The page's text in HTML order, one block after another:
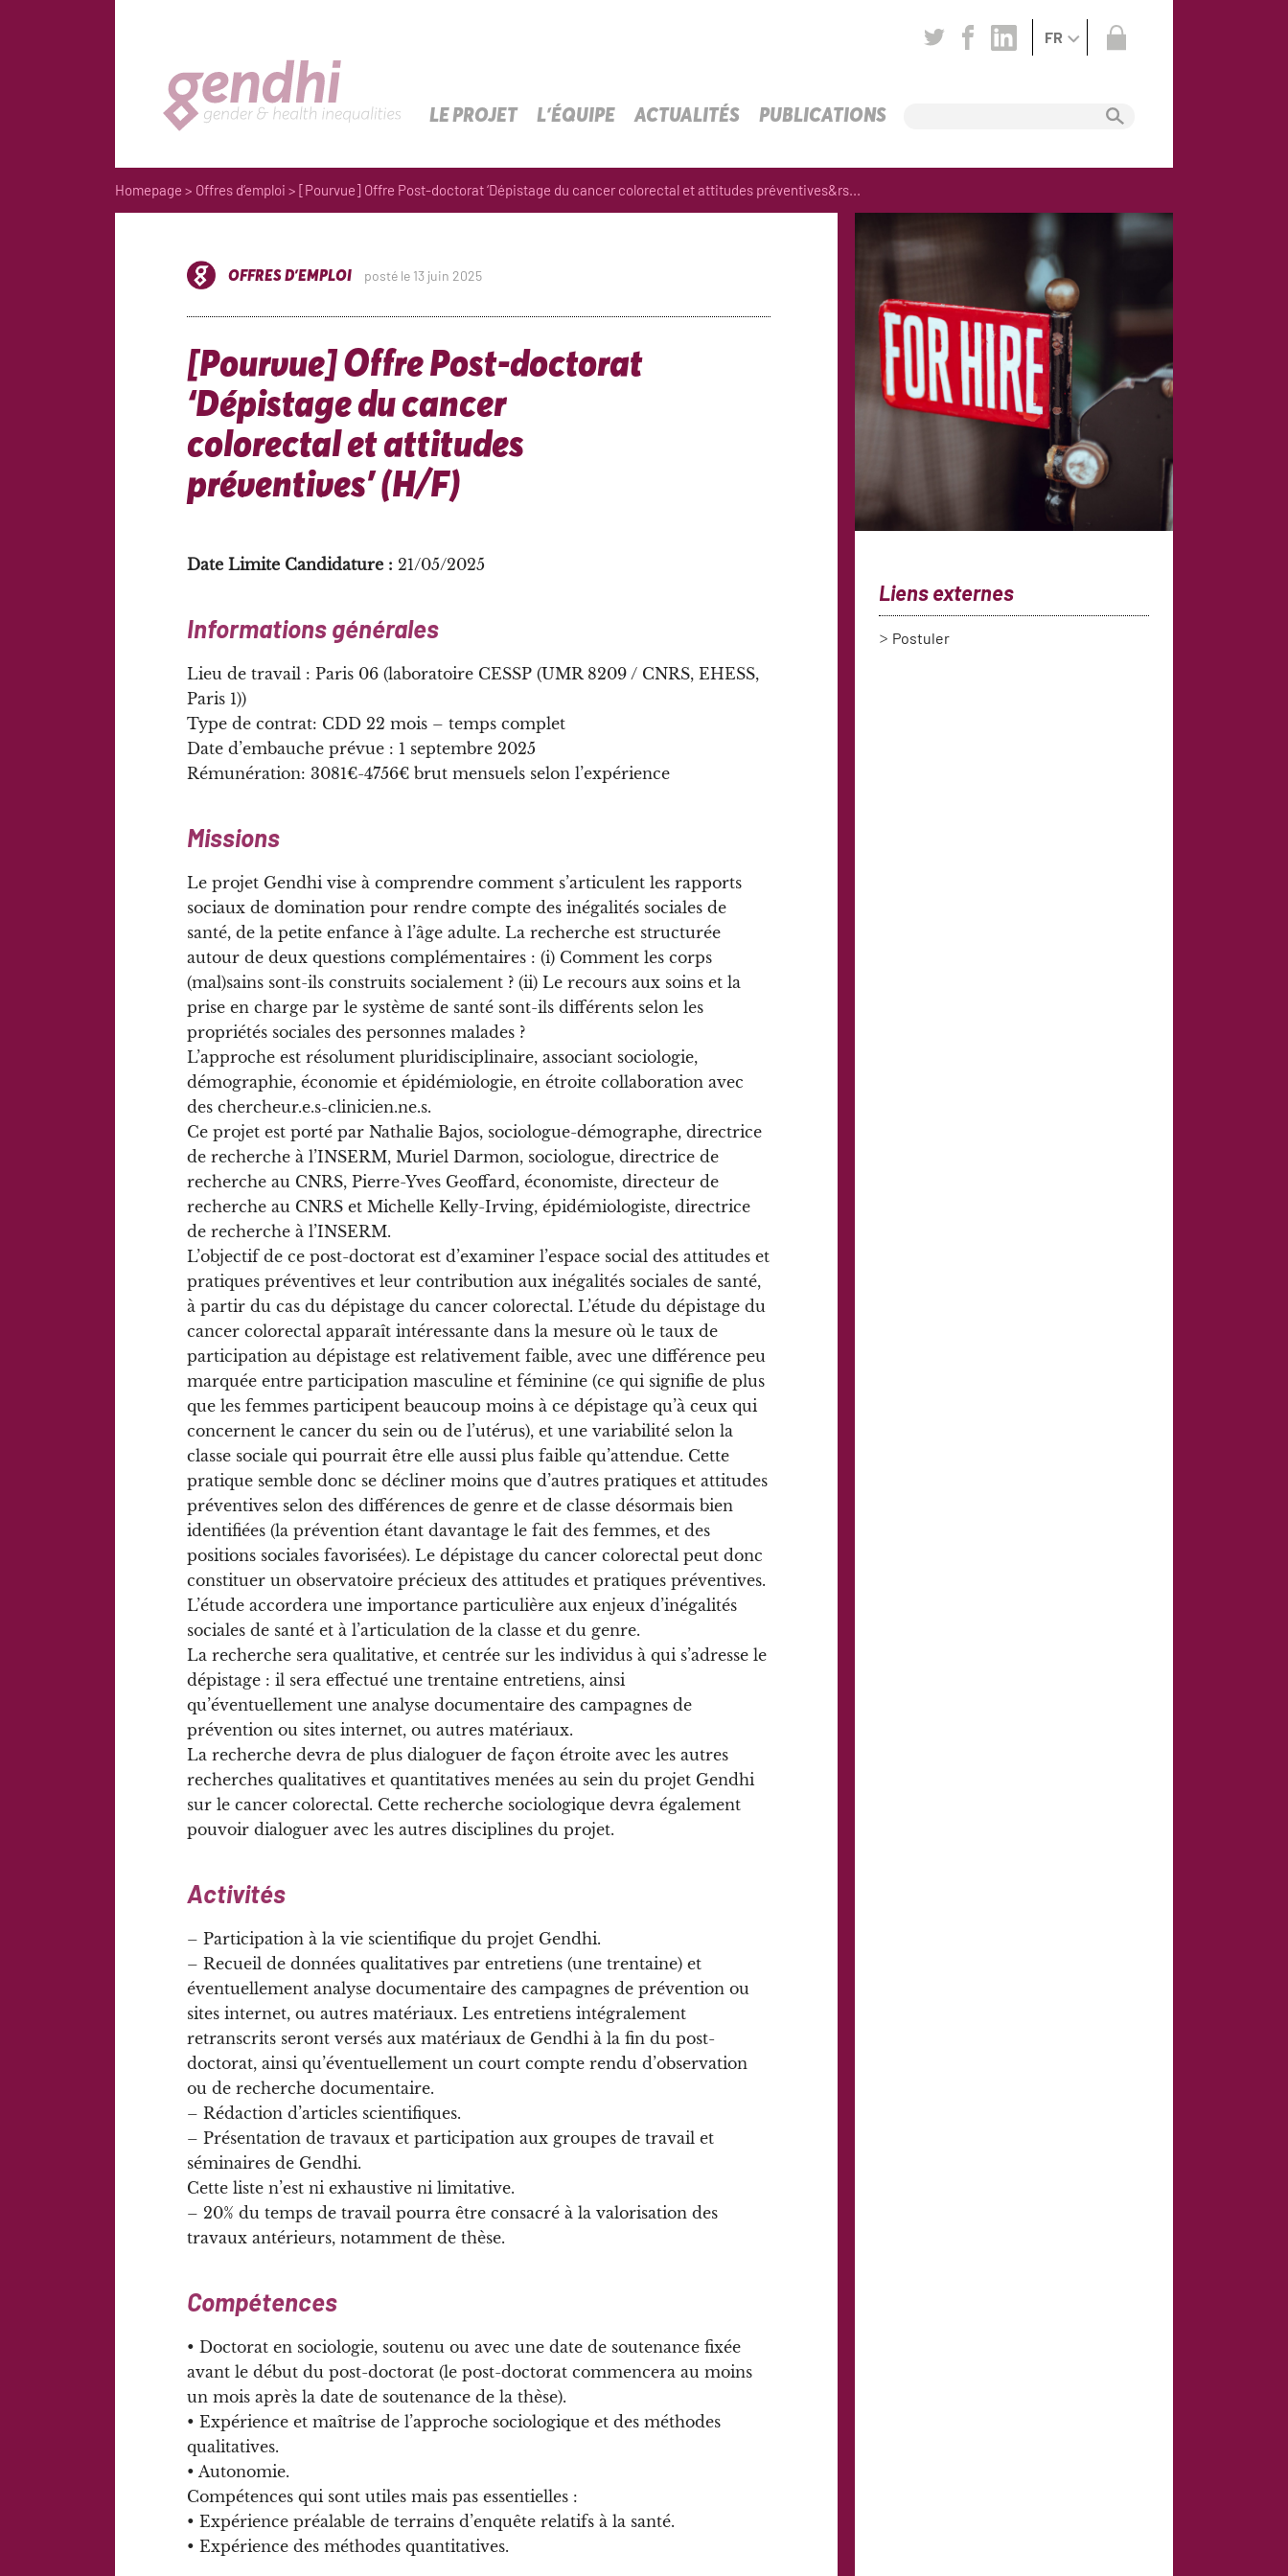
FR
LE PROJET L’ÉQUIPE ACTUALITÉS PUBLICATIONS
Homepage > Offres d’emploi > [Pourvue] Offre Post-doctorat ‘Dépistage du cancer colorectal et attitudes préventives&rs...
Liens externes
Postuler
OFFRES D’EMPLOI posté le 13 juin 2025
[Pourvue] Offre Post-doctorat
‘Dépistage du cancer
colorectal et attitudes
préventives’ (H/F)
Date Limite Candidature : 21/05/2025
Informations générales
Lieu de travail : Paris 06 (laboratoire CESSP (UMR 8209 / CNRS, EHESS,
Paris 1))
Type de contrat: CDD 22 mois – temps complet
Date d’embauche prévue : 1 septembre 2025
Rémunération: 3081€-4756€ brut mensuels selon l’expérience
Missions
Le projet Gendhi vise à comprendre comment s’articulent les rapports
sociaux de domination pour rendre compte des inégalités sociales de
santé, de la petite enfance à l’âge adulte. La recherche est structurée
autour de deux questions complémentaires : (i) Comment les corps
(mal)sains sont-ils construits socialement ? (ii) Le recours aux soins et la
prise en charge par le système de santé sont-ils différents selon les
propriétés sociales des personnes malades ?
L’approche est résolument pluridisciplinaire, associant sociologie,
démographie, économie et épidémiologie, en étroite collaboration avec
des chercheur.e.s-clinicien.ne.s.
Ce projet est porté par Nathalie Bajos, sociologue-démographe, directrice
de recherche à l’INSERM, Muriel Darmon, sociologue, directrice de
recherche au CNRS, Pierre-Yves Geoffard, économiste, directeur de
recherche au CNRS et Michelle Kelly-Irving, épidémiologiste, directrice
de recherche à l’INSERM.
L’objectif de ce post-doctorat est d’examiner l’espace social des attitudes et
pratiques préventives et leur contribution aux inégalités sociales de santé,
à partir du cas du dépistage du cancer colorectal. L’étude du dépistage du
cancer colorectal apparaît intéressante dans la mesure où le taux de
participation au dépistage est relativement faible, avec une différence peu
marquée entre participation masculine et féminine (ce qui signifie de plus
que les femmes participent beaucoup moins à ce dépistage qu’à ceux qui
concernent le cancer du sein ou de l’utérus), et une variabilité selon la
classe sociale qui pourrait être elle aussi plus faible qu’attendue. Cette
pratique semble donc se décliner moins que d’autres pratiques et attitudes
préventives selon des différences de genre et de classe désormais bien
identifiées (la prévention étant davantage le fait des femmes, et des
positions sociales favorisées). Le dépistage du cancer colorectal peut donc
constituer un observatoire précieux des attitudes et pratiques préventives.
L’étude accordera une importance particulière aux enjeux d’inégalités
sociales de santé et à l’articulation de la classe et du genre.
La recherche sera qualitative, et centrée sur les individus à qui s’adresse le
dépistage : il sera effectué une trentaine entretiens, ainsi
qu’éventuellement une analyse documentaire des campagnes de
prévention ou sites internet, ou autres matériaux.
La recherche devra de plus dialoguer de façon étroite avec les autres
recherches qualitatives et quantitatives menées au sein du projet Gendhi
sur le cancer colorectal. Cette recherche sociologique devra également
pouvoir dialoguer avec les autres disciplines du projet.
Activités
– Participation à la vie scientifique du projet Gendhi.
– Recueil de données qualitatives par entretiens (une trentaine) et
éventuellement analyse documentaire des campagnes de prévention ou
sites internet, ou autres matériaux. Les entretiens intégralement
retranscrits seront versés aux matériaux de Gendhi à la fin du post-
doctorat, ainsi qu’éventuellement un court compte rendu d’observation
ou de recherche documentaire.
– Rédaction d’articles scientifiques.
– Présentation de travaux et participation aux groupes de travail et
séminaires de Gendhi.
Cette liste n’est ni exhaustive ni limitative.
– 20% du temps de travail pourra être consacré à la valorisation des
travaux antérieurs, notamment de thèse.
Compétences
• Doctorat en sociologie, soutenu ou avec une date de soutenance fixée
avant le début du post-doctorat (le post-doctorat commencera au moins
un mois après la date de soutenance de la thèse).
• Expérience et maîtrise de l’approche sociologique et des méthodes
qualitatives.
• Autonomie.
Compétences qui sont utiles mais pas essentielles :
• Expérience préalable de terrains d’enquête relatifs à la santé.
• Expérience des méthodes quantitatives.